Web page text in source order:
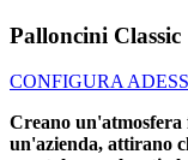
Palloncini Classic
CONFIGURA
Creano un'atmosfera
un'azienda, attirano